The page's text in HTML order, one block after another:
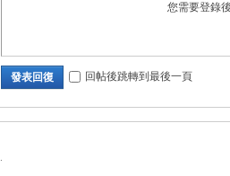
您需要登錄
發表回復 回帖後跳轉到最後一頁